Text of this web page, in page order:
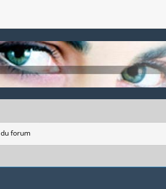
forum